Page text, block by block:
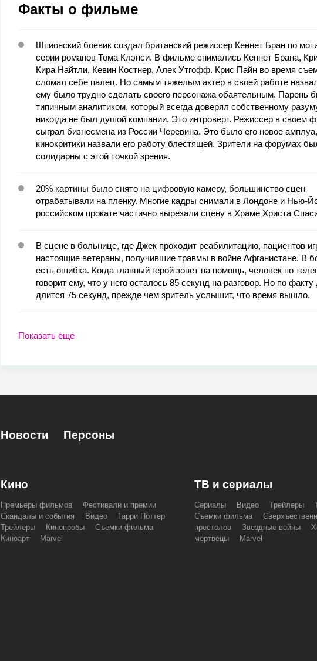
Факты о фильме
Шпионский боевик создал британский режиссер Кеннет Бран по
серии романов Тома Клэнси. В фильме снимались Кеннет Брана,
Кира Найтли, Кевин Костнер, Алек Утгофф. Крис Пайн во время
сломал себе палец. Но самым тяжелым актер в своей работе
ему было трудно сделать своего персонажа обаятельным. Парень
типичным аналитиком, который всегда доверял собственному
никогда не был душой компании. Это интроверт. Режиссер в своем
сыграл бизнесмена из России Черевина. Это было его новое
кинокритики назвали его работу блестящей. Зрители на форумах
солидарны с этой точкой зрения.
20% картины было снято на цифровую камеру, большинство сцен
отрабатывали на пленку. Многие кадры снимали в Лондоне и Нью-
российском прокате частично вырезали сцену в Храме Христа
В сцене в больнице, где Джек проходит реабилитацию, пациентов
настоящие ветераны, получившие травмы в войне Афганистане. В
есть ошибка. Когда главный герой зовет на помощь, человек по
говорит ему, что у него осталось 85 секунд на разговор. Но по факту
длится 75 секунд, прежде чем зритель услышит, что время вышло.
Показать еще
Новости Персоны
Кино
Премьеры фильмов
Фестивали и премии
Скандалы и события
Видео
Гарри Поттер
Трейлеры
Кинопробы
Съемки фильма
Киноарт
Marvel
ТВ и сериалы
Сериалы Видео Трейлеры
Съемки фильма
престолов
Звездные войны
мертвецы
Marvel